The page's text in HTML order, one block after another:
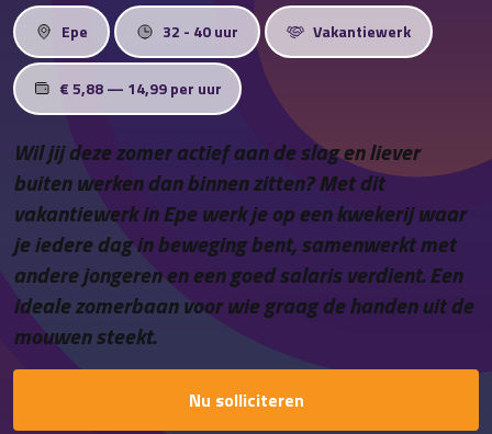
Contact
Epe 32 - 40 uur Vakantiewerk
€ 5,88 — 14,99 per uur
Wil jij deze zomer actief aan de slag en liever
buiten werken dan binnen zitten? Met dit
vakantiewerk in Epe werk je op een kwekerij waar
je iedere dag in beweging bent, samenwerkt met
andere jongeren en een goed salaris verdient. Een
ideale zomerbaan voor wie graag de handen uit de
mouwen steekt.
Nu solliciteren